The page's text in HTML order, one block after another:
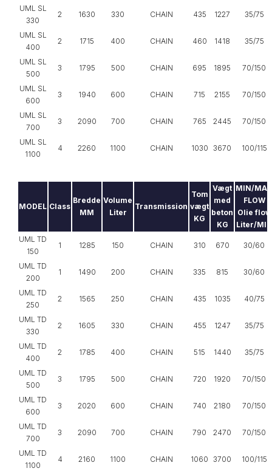
UML SL
330
2 1630 330 CHAIN 435 1227 35/75
UML SL
400
2 1715 400 CHAIN 460 1418 35/75
UML SL
500
3 1795 500 CHAIN 695 1895 70/150
UML SL
600
3 1940 600 CHAIN 715 2155 70/150
UML SL
700
3 2090 700 CHAIN 765 2445 70/150
UML SL
1100
4 2260 1100 CHAIN 1030 3670 100/115
MODEL Class
Bredde
MM
Volume
Liter
Transmission
Tom
vægt
KG
Vægt
med
beton
KG
MIN/MAX
FLOW
Olie flow
Liter/MIN
UML TD
150
1 1285 150 CHAIN 310 670 30/60
UML TD
200
1 1490 200 CHAIN 335 815 30/60
UML TD
250
2 1565 250 CHAIN 435 1035 40/75
UML TD
330
2 1605 330 CHAIN 455 1247 35/75
UML TD
400
2 1785 400 CHAIN 515 1440 35/75
UML TD
500
3 1795 500 CHAIN 720 1920 70/150
UML TD
600
3 2020 600 CHAIN 740 2180 70/150
UML TD
700
3 2090 700 CHAIN 790 2470 70/150
UML TD
1100
4 2160 1100 CHAIN 1060 3700 100/115